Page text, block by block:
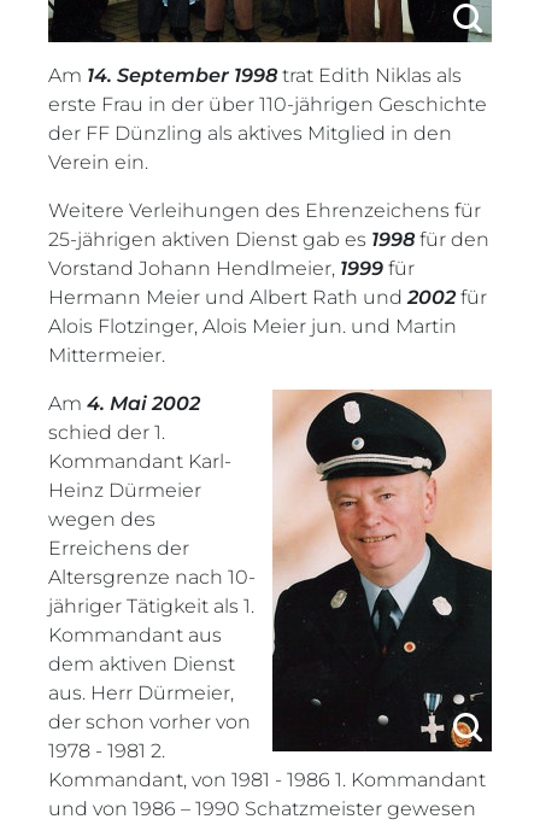
Am 14. September 1998trat Edith Niklas als
erste Frau in der über 110-jährigen Geschichte
der FF Dünzling als aktives Mitglied in den
Verein ein.
Weitere Verleihungen des Ehrenzeichens für
25-jährigen aktiven Dienst gab es 1998für den
Vorstand Johann Hendlmeier, 1999 für
Hermann Meier und Albert Rath und2002für
Alois Flotzinger, Alois Meier jun. und Martin
Mittermeier.
Am 4. Mai 2002
schied der 1.
Kommandant Karl-
Heinz Dürmeier
wegen des
Erreichens der
Altersgrenze nach 10-
jähriger Tätigkeit als 1.
Kommandant aus
dem aktiven Dienst
aus. Herr Dürmeier,
der schon vorher von
1978 - 1981 2.
Kommandant, von 1981 - 1986 1. Kommandant
und von 1986 – 1990 Schatzmeister gewesen